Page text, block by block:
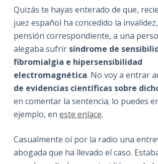
Quizás te hayas enterado de que,
juez español ha concedido la
pensión correspondiente, a una
alegaba sufrir síndrome de
fibromialgia e hipersensibilidad
electromagnética. No voy a entrar
de evidencias científicas sobre
en comentar la sentencia; lo puedes
ejemplo, en este enlace.
Casualmente oí por la radio una
abogada que ha llevado el caso.